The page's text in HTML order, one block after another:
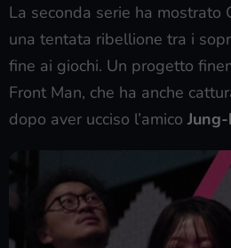
La seconda serie ha mostrato
una tentata ribellione tra i
fine ai giochi. Un progetto
Front Man, che ha anche
dopo aver ucciso l’amico